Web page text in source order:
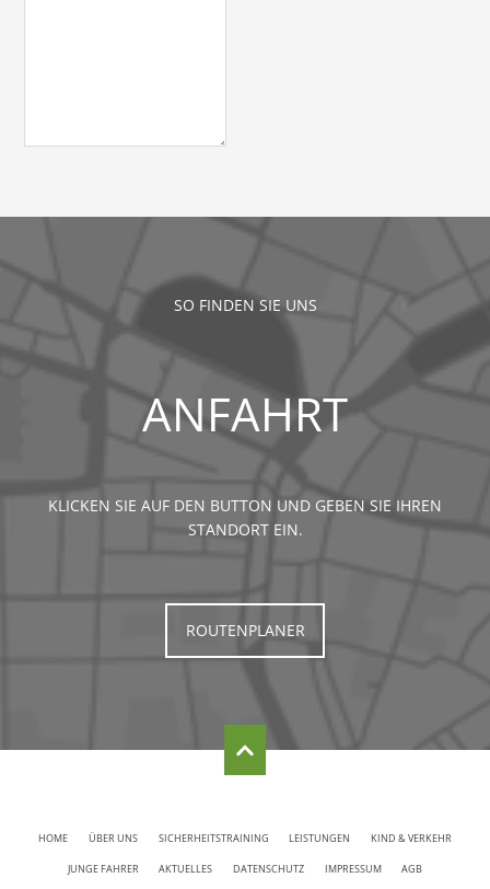
SO FINDEN SIE UNS
ANFAHRT
KLICKEN SIE AUF DEN BUTTON UND GEBEN SIE IHREN
STANDORT EIN.
ROUTENPLANER
HOME ÜBER UNS SICHERHEITSTRAINING LEISTUNGEN KIND & VERKEHR
JUNGE FAHRER AKTUELLES DATENSCHUTZ IMPRESSUM AGB